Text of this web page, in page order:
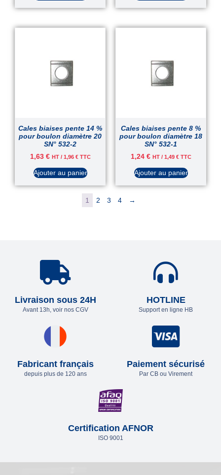
Cales biaises pente 14 %
pour boulon diamètre 20
SN° 532-2
1,63 € HT / 1,96 €TTC
Ajouter au panier
Cales biaises pente 8 %
pour boulon diamètre 18
SN° 532-1
1,24 € HT / 1,49 €TTC
Ajouter au panier
1 2 3 4 →
Livraison sous 24H
Avant 13h, voir nos CGV
HOTLINE
Support en ligne HB
Fabricant français
depuis plus de 120 ans
Paiement sécurisé
Par CB ou Virement
Certification AFNOR
ISO 9001